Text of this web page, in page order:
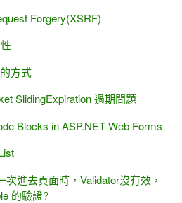
Forgery(XSRF)
方式
SlidingExpiration 過期問題
Blocks in ASP.NET Web Forms
次進去頁面時，Validator沒有效，
的驗證?